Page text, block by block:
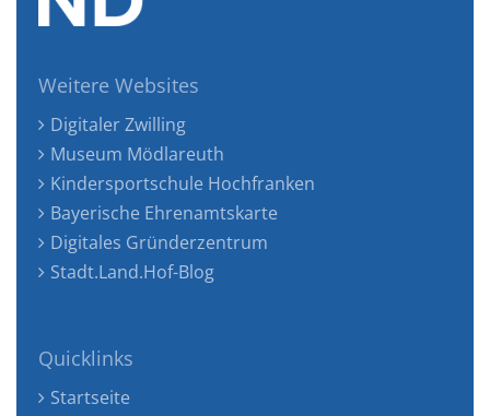
Weitere Websites
Digitaler Zwilling
Museum Mödlareuth
Kindersportschule Hochfranken
Bayerische Ehrenamtskarte
Digitales Gründerzentrum
Stadt.Land.Hof-Blog
Quicklinks
Startseite